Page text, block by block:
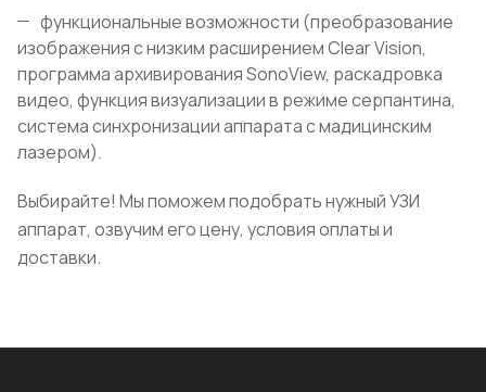
функциональные возможности (преобразование
изображения с низким расширением Clear Vision,
программа архивирования SonoView, раскадровка
видео, функция визуализации в режиме серпантина,
система синхронизации аппарата с мадицинским
лазером).
Выбирайте! Мы поможем подобрать нужный УЗИ
аппарат, озвучим его цену, условия оплаты и
доставки.